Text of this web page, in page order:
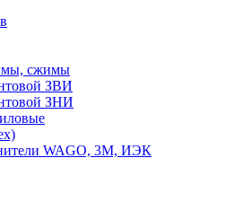
сжимы
ЗВИ
ЗНИ
WAGO, 3M, ИЭК